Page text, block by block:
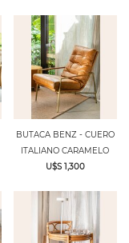
BUTACA BENZ - CUERO
ITALIANO CARAMELO
U$S 1,300